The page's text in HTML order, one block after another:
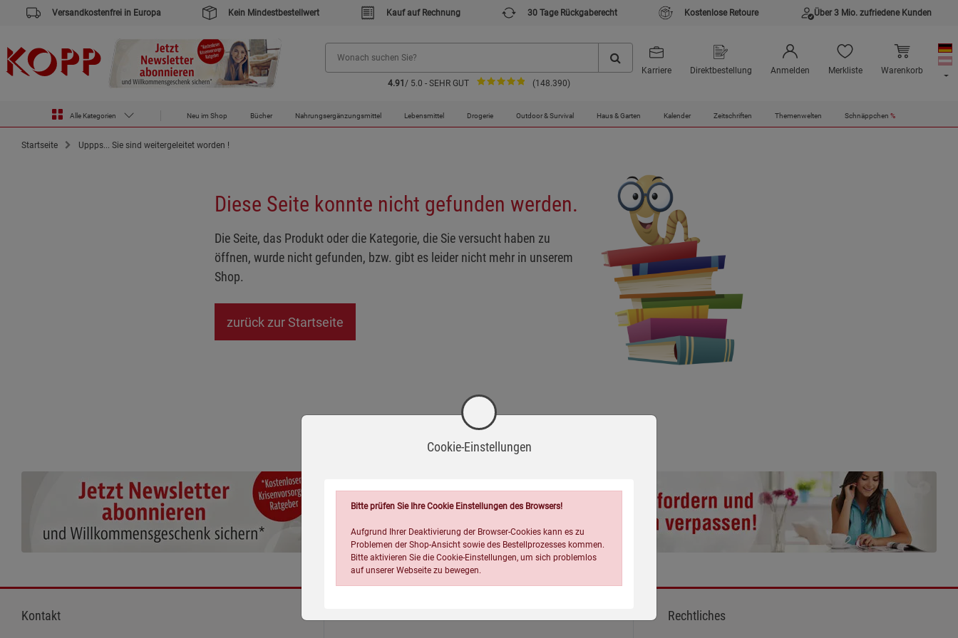
Versandkostenfrei in Europa Kein Mindestbestellwert Kauf auf Rechnung 30 Tage Rückgaberecht Kostenlose Retoure Über 3 Mio. zufriedene Kunden
4.91 / 5.0 - SEHR GUT (148.390)
Karriere Direktbestellung Anmelden Merkliste Warenkorb
Alle Kategorien Neu im Shop Bücher Nahrungsergänzungsmittel Lebensmittel Drogerie Outdoor & Survival Haus & Garten Kalender Zeitschriften Themenwelten Schnäppchen %
Startseite Uppps... Sie sind weitergeleitet worden !
Diese Seite konnte nicht gefunden werden.
Die Seite, das Produkt oder die Kategorie, die Sie versucht haben zu
öffnen, wurde nicht gefunden, bzw. gibt es leider nicht mehr in unserem
Shop.
zurück zur Startseite
Kontakt Rechtliches
Cookie-Einstellungen
Bitte prüfen Sie Ihre Cookie Einstellungen des Browsers!
Aufgrund Ihrer Deaktivierung der Browser-Cookies kann es zu
Problemen der Shop-Ansicht sowie des Bestellprozesses kommen.
Bitte aktivieren Sie die Cookie-Einstellungen, um sich problemlos
auf unserer Webseite zu bewegen.